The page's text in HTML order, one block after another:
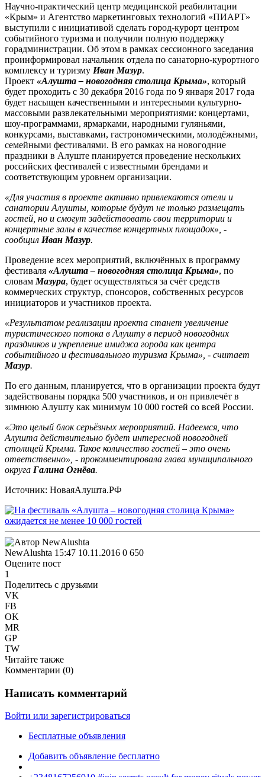
Научно-практический центр медицинской реабилитации
«Крым» и Агентство маркетинговых технологий «ПИАРТ»
выступили с инициативой сделать город-курорт центром
событийного туризма и получили полную поддержку
горадминистрации. Об этом в рамках сессионного заседания
проинформировал начальник отдела по санаторно-курортного
комплексу и туризму Иван Мазур.
Проект «Алушта – новогодняя столица Крыма», который
будет проходить с 30 декабря 2016 года по 9 января 2017 года
будет насыщен качественными и интересными культурно-
массовыми развлекательными мероприятиями: концертами,
шоу-программами, ярмарками, народными гуляньями,
конкурсами, выставками, гастрономическими, молодёжными,
семейными фестивалями. В его рамках на новогодние
праздники в Алуште планируется проведение нескольких
российских фестивалей с известными брендами и
соответствующим уровнем организации.
«Для участия в проекте активно привлекаются отели и
санатории Алушты, которые будут не только размещать
гостей, но и смогут задействовать свои территории и
концертные залы в качестве концертных площадок», -
сообщил Иван Мазур.
Проведение всех мероприятий, включённых в программу
фестиваля «Алушта – новогодняя столица Крыма», по
словам Мазура, будет осуществляться за счёт средств
коммерческих структур, спонсоров, собственных ресурсов
инициаторов и участников проекта.
«Результатом реализации проекта станет увеличение
туристического потока в Алушту в период новогодних
праздников и укрепление имиджа города как центра
событийного и фестивального туризма Крыма», - считает
Мазур.
По его данным, планируется, что в организации проекта будут
задействованы порядка 500 участников, и он привлечёт в
зимнюю Алушту как минимум 10 000 гостей со всей России.
«Это целый блок серьёзных мероприятий. Надеемся, что
Алушта действительно будет интересной новогодней
столицей Крыма. Такое количество гостей – это очень
ответственно», - прокомментировала глава муниципального
округа Галина Огнёва.
Источник: НоваяАлушта.РФ
NewAlushta 15:47 10.11.2016 0 650
Оцените пост
1
Поделитесь с друзьями
VK
FB
OK
MR
GP
TW
Читайте также
Комментарии (0)
Написать комментарий
Войти или зарегистрироваться
Бесплатные объявления
Добавить объявление бесплатно